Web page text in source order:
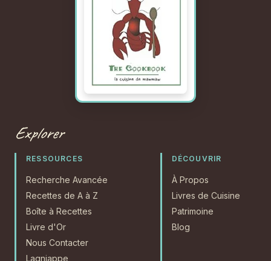
Explorer
RESSOURCES
Recherche Avancée
Recettes de A à Z
Boîte à Recettes
Livre d'Or
Nous Contacter
Lagniappe
DÉCOUVRIR
À Propos
Livres de Cuisine
Patrimoine
Blog